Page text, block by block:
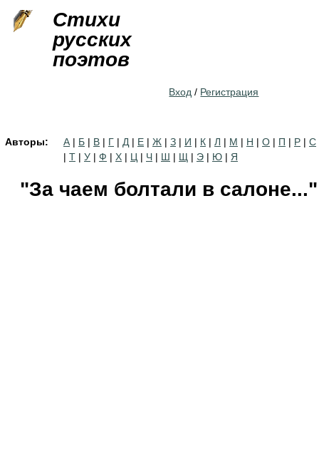
Стихи
русских
поэтов
Вход / Регистрация
Авторы: А | Б | В | Г | Д | Е | Ж | З | И | К | Л | М | Н | О | П | Р | С
| Т | У | Ф | Х | Ц | Ч | Ш | Щ | Э | Ю | Я
"За чаем болтали в салоне..."